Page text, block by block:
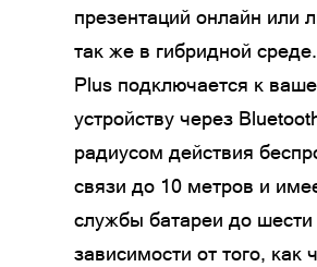
презентаций онлайн или
так же в гибридной
Plus подключается к
устройству через
радиусом действия
связи до 10 метров и
службы батареи до шести
зависимости от того, как